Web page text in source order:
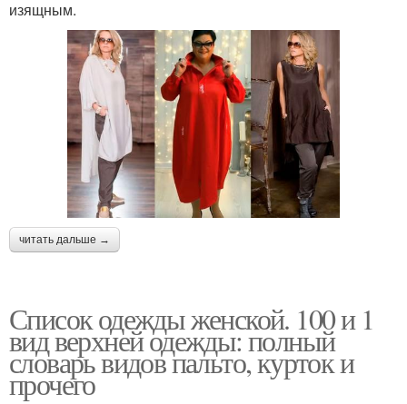
изящным.
читать дальше →
Список одежды женской. 100 и 1
вид верхней одежды: полный
словарь видов пальто, курток и
прочего